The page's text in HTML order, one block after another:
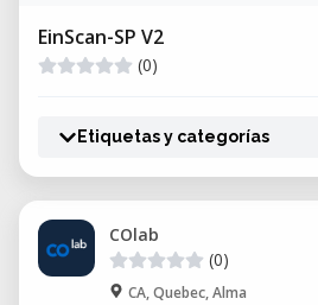
EinScan-SP V2
(0)
Etiquetas y categorías
COlab
(0)
CA, Quebec, Alma